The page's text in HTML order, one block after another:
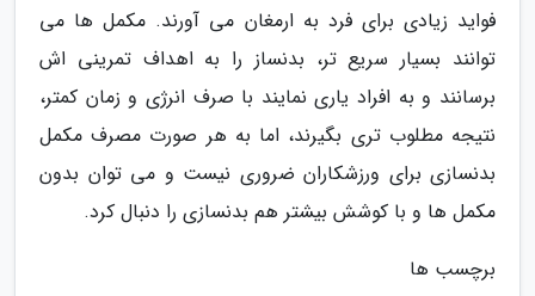
فواید زیادی برای فرد به ارمغان می آورند. مکمل ها می
توانند بسیار سریع تر، بدنساز را به اهداف تمرینی اش
برسانند و به افراد یاری نمایند با صرف انرژی و زمان کمتر،
نتیجه مطلوب تری بگیرند، اما به هر صورت مصرف مکمل
بدنسازی برای ورزشکاران ضروری نیست و می توان بدون
مکمل ها و با کوشش بیشتر هم بدنسازی را دنبال کرد.
برچسب ها